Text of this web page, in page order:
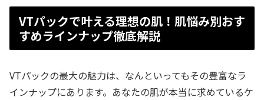
VTパックで叶える理想の肌！肌悩み別おす
すめラインナップ徹底解説
VTパックの最大の魅力は、なんといってもその豊富なラ
インナップにあります。あなたの肌が本当に求めているケ